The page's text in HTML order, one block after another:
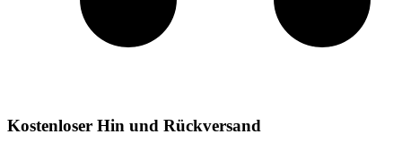
Kostenloser Hin und Rückversand